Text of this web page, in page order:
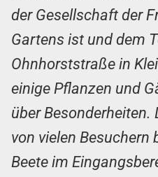
der Gesellschaft der
Gartens ist und dem
Ohnhorststraße in
einige Pflanzen und
über Besonderheiten.
von vielen Besuchern
Beete im